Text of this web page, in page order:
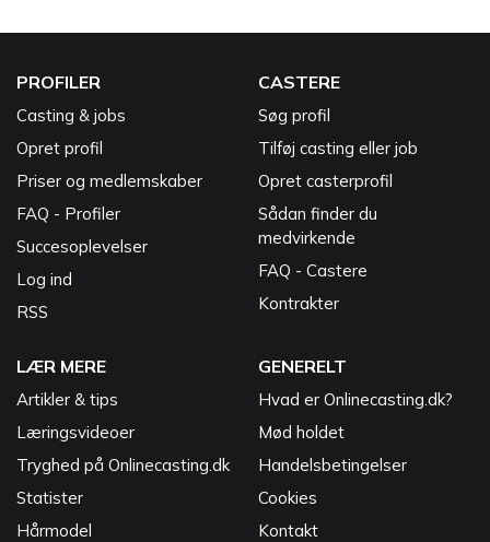
PROFILER
Casting & jobs
Opret profil
Priser og medlemskaber
FAQ - Profiler
Succesoplevelser
Log ind
RSS
CASTERE
Søg profil
Tilføj casting eller job
Opret casterprofil
Sådan finder du
medvirkende
FAQ - Castere
Kontrakter
LÆR MERE
Artikler & tips
Læringsvideoer
Tryghed på Onlinecasting.dk
Statister
Hårmodel
GENERELT
Hvad er Onlinecasting.dk?
Mød holdet
Handelsbetingelser
Cookies
Kontakt